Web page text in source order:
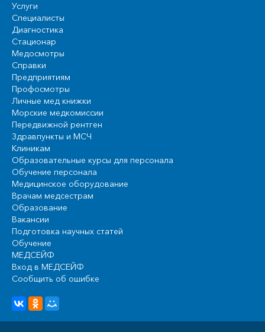
Услуги
Специалисты
Диагностика
Стационар
Медосмотры
Справки
Предприятиям
Профосмотры
Личные мед книжки
Морские медкомиссии
Передвижной рентген
Здравпункты и МСЧ
Клиникам
Образовательные курсы для персонала
Обучение персонала
Медицинское оборудование
Врачам медсестрам
Образование
Вакансии
Подготовка научных статей
Обучение
МЕДСЕЙФ
Вход в МЕДСЕЙФ
Сообщить об ошибке